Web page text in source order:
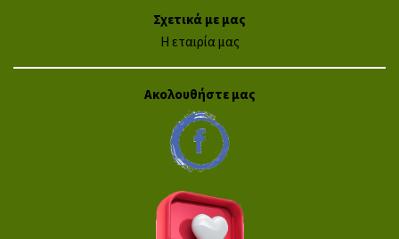
Σχετικά με μας
Η εταιρία μας
Ακολουθήστε μας